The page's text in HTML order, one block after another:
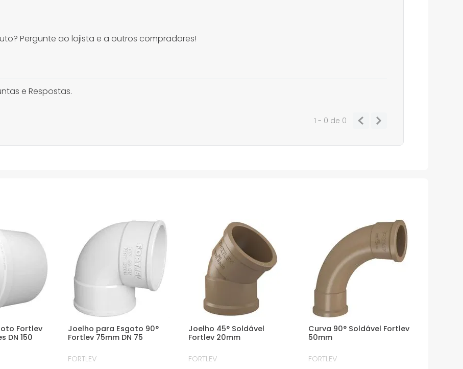
Pergunte ao lojista e a outros compradores!
e Respostas.
1 - 0 de 0
Fortlev
DN 150
Joelho para Esgoto 90°
Fortlev 75mm DN 75
FORTLEV
Joelho 45° Soldável
Fortlev 20mm
FORTLEV
Curva 90° Soldável Fortlev
50mm
FORTLEV